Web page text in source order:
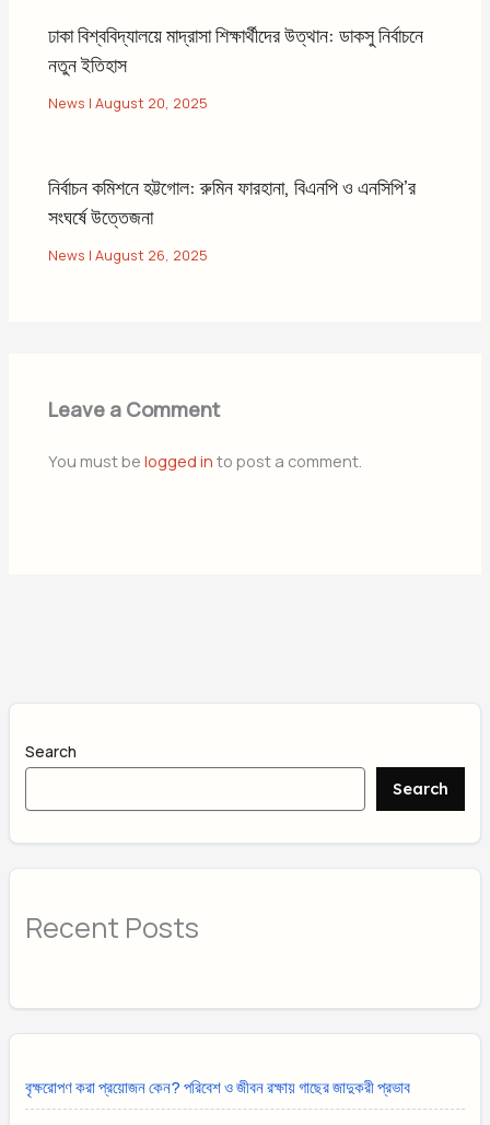
ঢাকা বিশ্ববিদ্যালয়ে মাদ্রাসা শিক্ষার্থীদের উত্থান: ডাকসু নির্বাচনে
নতুন ইতিহাস
News |August 20, 2025
নির্বাচন কমিশনে হট্টগোল: রুমিন ফারহানা, বিএনপি ও এনসিপি’র
সংঘর্ষে উত্তেজনা
News |August 26, 2025
Leave a Comment
You must belogged in to post a comment.
Search
Search
Recent Posts
বৃক্ষরোপণ করা প্রয়োজন কেন? পরিবেশ ও জীবন রক্ষায় গাছের জাদুকরী প্রভাব